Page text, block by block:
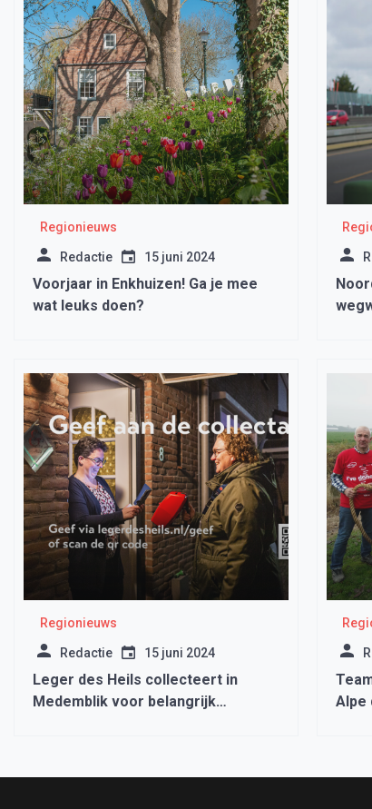
Regionieuws
Redactie 15 juni 2024
Voorjaar in Enkhuizen! Ga je mee
wat leuks doen?
Regionieuws
Redactie 15 juni 2024
Leger des Heils collecteert in
Medemblik voor belangrijk
Alpe